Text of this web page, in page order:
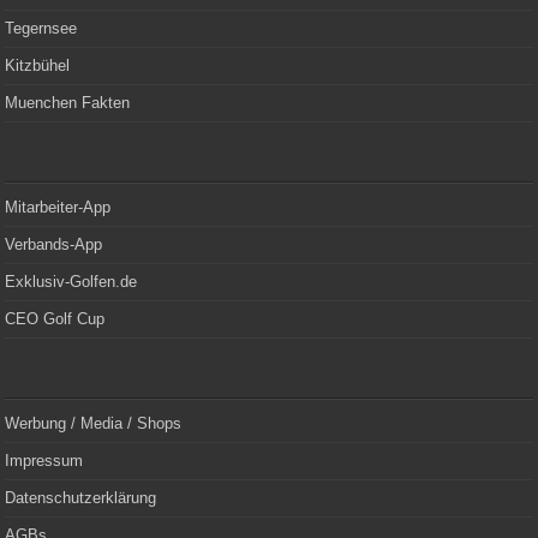
Tegernsee
Kitzbühel
Muenchen Fakten
Mitarbeiter-App
Verbands-App
Exklusiv-Golfen.de
CEO Golf Cup
Werbung / Media / Shops
Impressum
Datenschutzerklärung